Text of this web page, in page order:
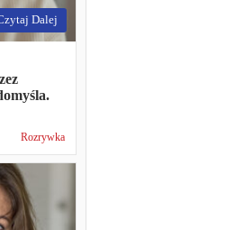
Dalej
Rozrywka